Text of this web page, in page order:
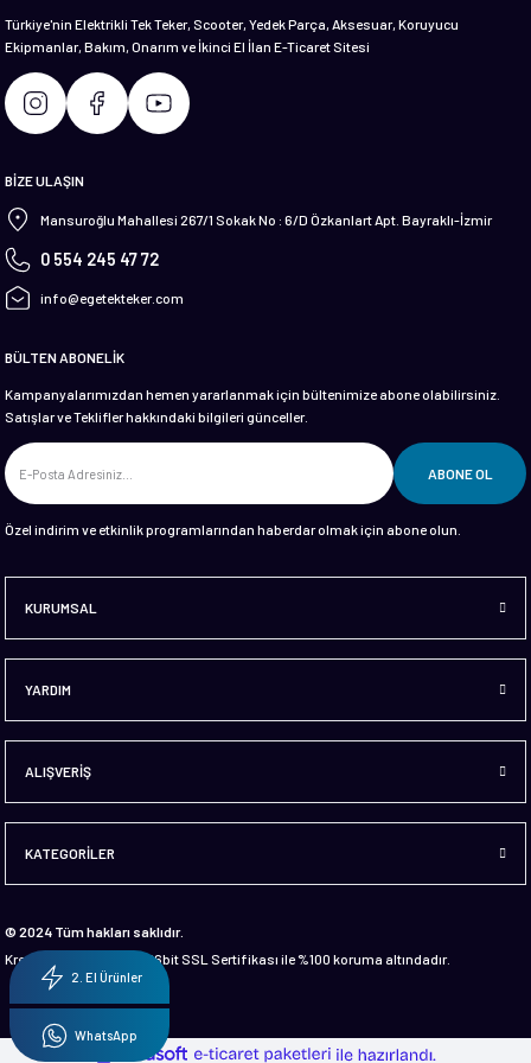
Türkiye'nin Elektrikli Tek Teker, Scooter, Yedek Parça, Aksesuar, Koruyucu
Ekipmanlar, Bakım, Onarım ve İkinci El İlan E-Ticaret Sitesi
BİZE ULAŞIN
Mansuroğlu Mahallesi 267/1 Sokak No : 6/D Özkanlart Apt. Bayraklı-İzmir
0 554 245 47 72
info@egetekteker.com
KURUMSAL
YARDIM
ALIŞVERİŞ
KATEGORİLER
BÜLTEN ABONELİK
Kampanyalarımızdan hemen yararlanmak için bültenimize abone olabilirsiniz.
Satışlar ve Teklifler hakkındaki bilgileri günceller.
ABONE OL
Özel indirim ve etkinlik programlarından haberdar olmak için abone olun.
© 2024 Tüm hakları saklıdır.
Kredi kartı bilgileriniz 256bit SSL Sertifikası ile %100 koruma altındadır.
2. El Ürünler
WhatsApp
ideasoft e-